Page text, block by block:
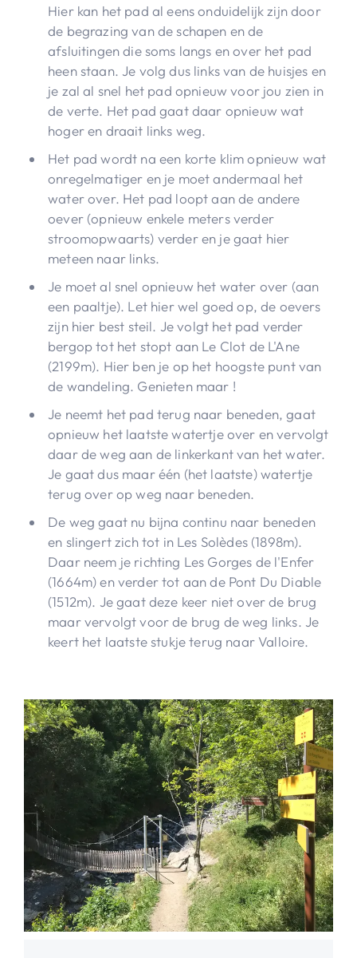
Hier kan het pad al eens onduidelijk zijn door
de begrazing van de schapen en de
afsluitingen die soms langs en over het pad
heen staan. Je volg dus links van de huisjes en
je zal al snel het pad opnieuw voor jou zien in
de verte. Het pad gaat daar opnieuw wat
hoger en draait links weg.
Het pad wordt na een korte klim opnieuw wat
onregelmatiger en je moet andermaal het
water over. Het pad loopt aan de andere
oever (opnieuw enkele meters verder
stroomopwaarts) verder en je gaat hier
meteen naar links.
Je moet al snel opnieuw het water over (aan
een paaltje). Let hier wel goed op, de oevers
zijn hier best steil. Je volgt het pad verder
bergop tot het stopt aan Le Clot de L'Ane
(2199m). Hier ben je op het hoogste punt van
de wandeling. Genieten maar !
Je neemt het pad terug naar beneden, gaat
opnieuw het laatste watertje over en vervolgt
daar de weg aan de linkerkant van het water.
Je gaat dus maar één (het laatste) watertje
terug over op weg naar beneden.
De weg gaat nu bijna continu naar beneden
en slingert zich tot in Les Solèdes (1898m).
Daar neem je richting Les Gorges de l'Enfer
(1664m) en verder tot aan de Pont Du Diable
(1512m). Je gaat deze keer niet over de brug
maar vervolgt voor de brug de weg links. Je
keert het laatste stukje terug naar Valloire.